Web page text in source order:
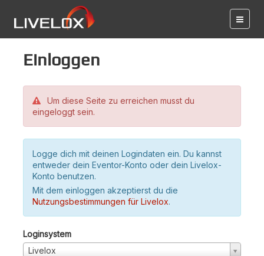
Einloggen
Um diese Seite zu erreichen musst du
eingeloggt sein.
Logge dich mit deinen Logindaten ein. Du kannst
entweder dein Eventor-Konto oder dein Livelox-
Konto benutzen.
Mit dem einloggen akzeptierst du die
Nutzungsbestimmungen für Livelox.
Loginsystem
Livelox